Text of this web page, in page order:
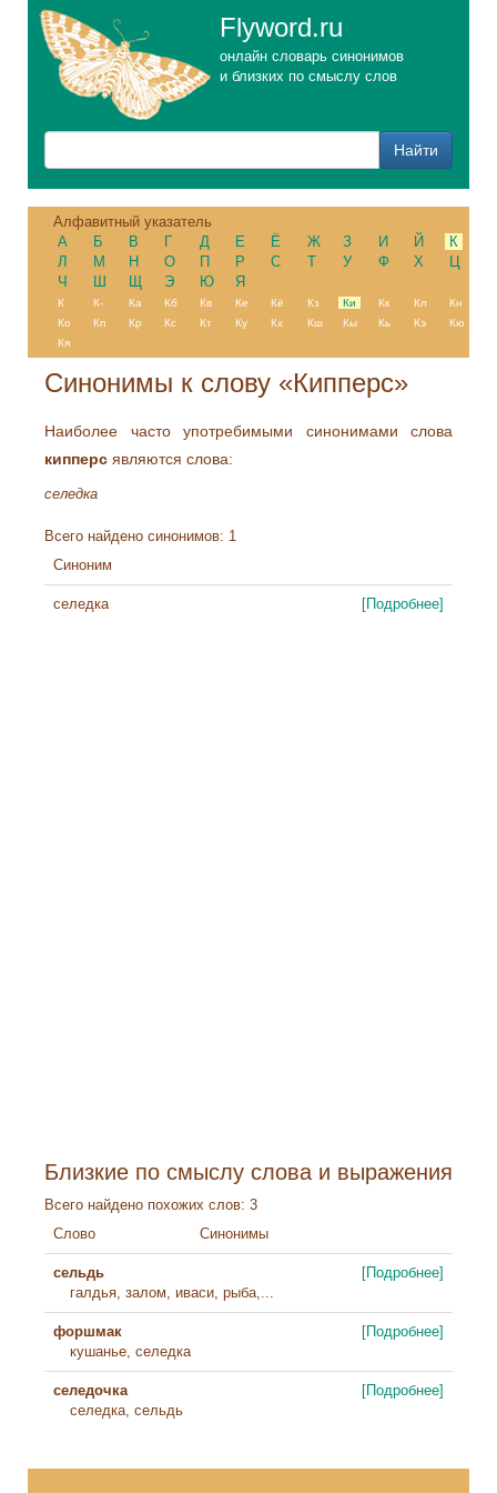
Flyword.ru
онлайн словарь синонимов
и близких по смыслу слов
Алфавитный указатель
А
Б В Г Д Е Ё Ж З И Й
К
Л
М Н О П Р С Т У Ф Х
Ц
Ч
Ш Щ Э Ю Я
К К- Ка Кб Кв Ке Кё Кз Ки Кк Кл
Кн
Ко
Кп Кр Кс Кт Ку Кх Кш Кы Кь Кэ
Кю
Кя
Синонимы к слову «Кипперс»
Наиболее часто употребимыми синонимами слова
кипперс являются слова:
селедка
Всего найдено синонимов: 1
Синоним
селедка [Подробнее]
Близкие по смыслу слова и выражения
Всего найдено похожих слов: 3
Слово
Синонимы
сельдь
галдья, залом, иваси, рыба,...
[Подробнее]
форшмак
кушанье, селедка
[Подробнее]
селедочка
селедка, сельдь
[Подробнее]